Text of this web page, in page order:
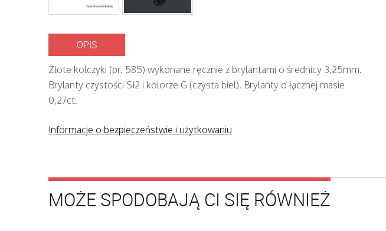
OPIS
Złote kolczyki (pr. 585) wykonane ręcznie z brylantami o średnicy 3,25mm.
Brylanty czystości SI2 i kolorze G (czysta biel). Brylanty o łącznej masie
0,27ct.
Informacje o bezpieczeństwie i użytkowaniu
MOŻE SPODOBAJĄ CI SIĘ RÓWNIEŻ